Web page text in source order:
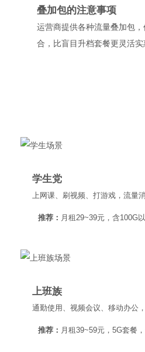
叠加包的注意事项
运营商提供各种流量叠加包
合，比盲目升档套餐更灵活实
学生党
上网课、刷视频、打游戏，流量
推荐： 月租29~39元，含100G
上班族
通勤使用、视频会议、移动办公
推荐： 月租39~59元，5G套餐